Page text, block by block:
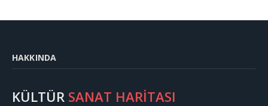
HAKKINDA
KÜLTÜR SANAT HARİTASI